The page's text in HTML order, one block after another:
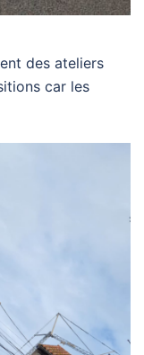
des ateliers
car les